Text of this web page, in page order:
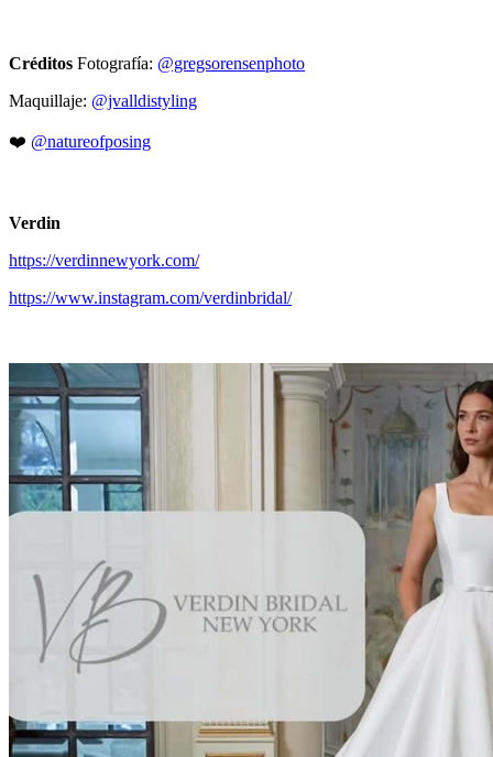
Créditos Fotografía: @gregsorensenphoto
Maquillaje: @jvalldistyling
❤️ @natureofposing
Verdin
https://verdinnewyork.com/
https://www.instagram.com/verdinbridal/